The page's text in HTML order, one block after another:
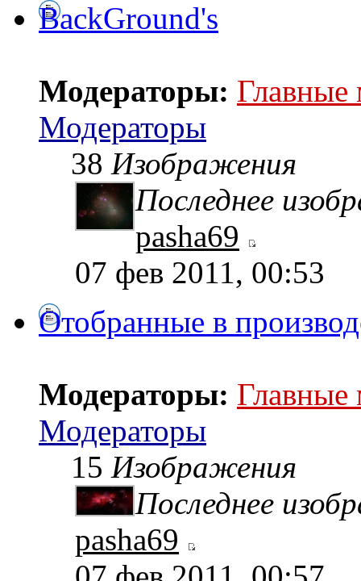
BackGround's
Модераторы: Главные
Модераторы
38 Изображения
Последнее
pasha69
07 фев 2011, 00:53
Отобранные в
Модераторы: Главные
Модераторы
15 Изображения
Последнее
pasha69